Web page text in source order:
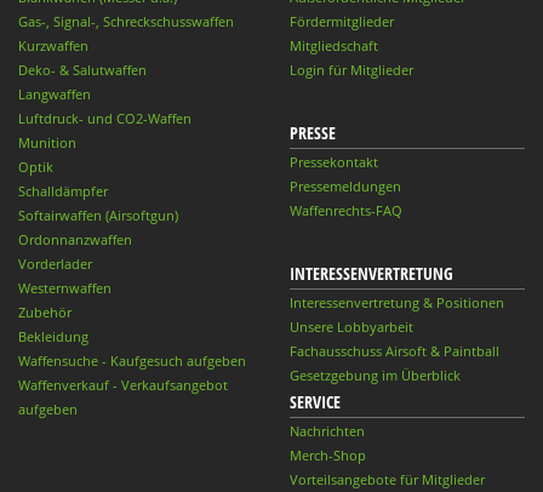
Gas-, Signal-, Schreckschusswaffen
Kurzwaffen
Deko- & Salutwaffen
Langwaffen
Luftdruck- und CO2-Waffen
Munition
Optik
Schalldämpfer
Softairwaffen (Airsoftgun)
Ordonnanzwaffen
Vorderlader
Westernwaffen
Zubehör
Bekleidung
Waffensuche - Kaufgesuch aufgeben
Waffenverkauf - Verkaufsangebot
aufgeben
Fördermitglieder
Mitgliedschaft
Login für Mitglieder
PRESSE
Pressekontakt
Pressemeldungen
Waffenrechts-FAQ
INTERESSENVERTRETUNG
Interessenvertretung & Positionen
Unsere Lobbyarbeit
Fachausschuss Airsoft & Paintball
Gesetzgebung im Überblick
SERVICE
Nachrichten
Merch-Shop
Vorteilsangebote für Mitglieder